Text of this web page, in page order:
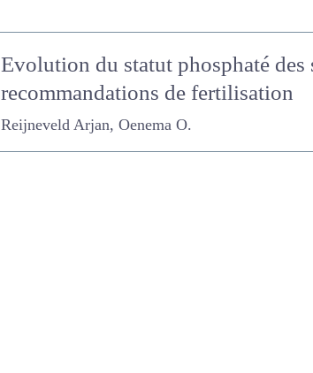
Evolution du statut phosphaté
recommandations de fertilisation
Reijneveld Arjan, Oenema O.